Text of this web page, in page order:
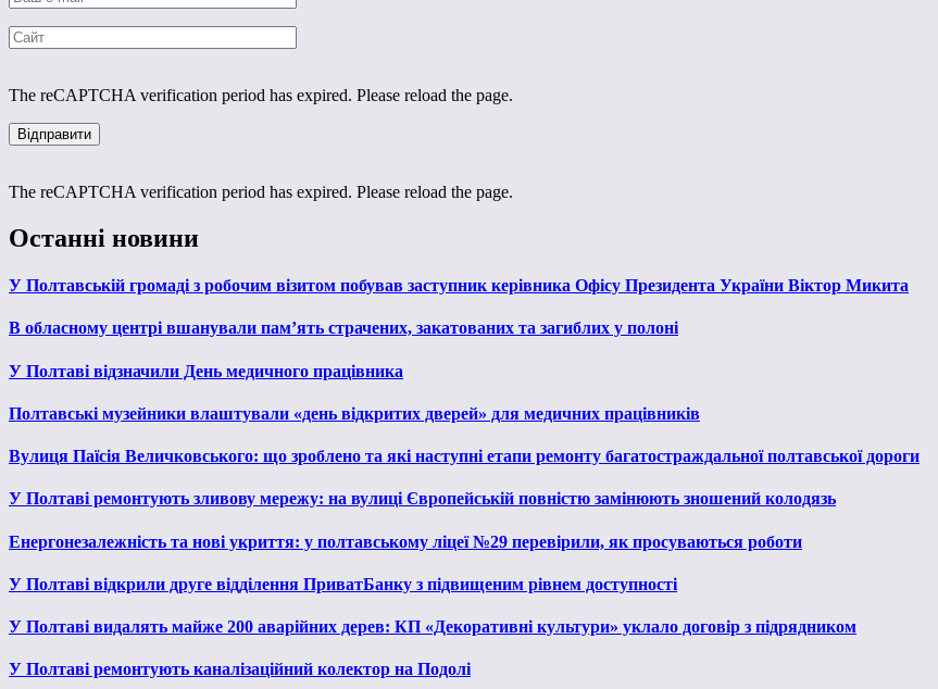
The reCAPTCHA verification period has expired. Please reload the page.
The reCAPTCHA verification period has expired. Please reload the page.
Останні новини
У Полтавській громаді з робочим візитом побував заступник керівника Офісу Президента України Віктор Микита
В обласному центрі вшанували пам’ять страчених, закатованих та загиблих у полоні
У Полтаві відзначили День медичного працівника
Полтавські музейники влаштували «день відкритих дверей» для медичних працівників
Вулиця Паїсія Величковського: що зроблено та які наступні етапи ремонту багатостраждальної полтавської дороги
У Полтаві ремонтують зливову мережу: на вулиці Європейській повністю замінюють зношений колодязь
Енергонезалежність та нові укриття: у полтавському ліцеї №29 перевірили, як просуваються роботи
У Полтаві відкрили друге відділення ПриватБанку з підвищеним рівнем доступності
У Полтаві видалять майже 200 аварійних дерев: КП «Декоративні культури» уклало договір з підрядником
У Полтаві ремонтують каналізаційний колектор на Подолі